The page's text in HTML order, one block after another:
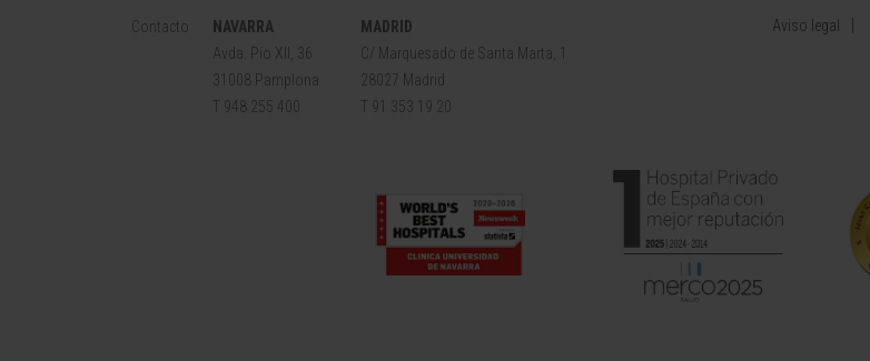
Contacto
NAVARRA
Avda. Pío XII, 36
31008 Pamplona
T 948 255 400
MADRID
C/ Marquesado de Santa Marta, 1
28027 Madrid
T 91 353 19 20
Aviso legal